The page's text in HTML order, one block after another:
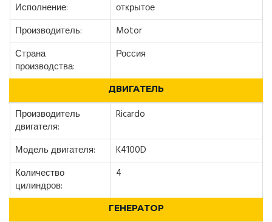
Исполнение:
открытое
Производитель:
Motor
Страна
производства:
Россия
ДВИГАТЕЛЬ
Производитель
двигателя:
Ricardo
Модель двигателя:
K4100D
Количество
цилиндров:
4
ГЕНЕРАТОР